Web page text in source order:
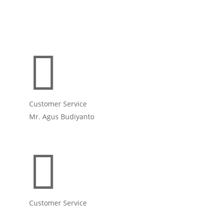

Customer Service
Mr. Agus Budiyanto

Customer Service